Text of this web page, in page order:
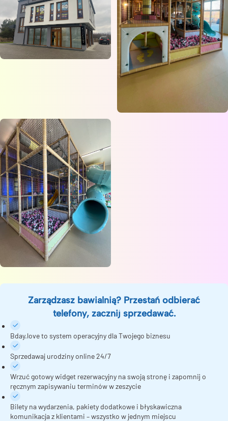
Zarządzasz bawialnią? Przestań odbierać
telefony, zacznij sprzedawać.
Bday.love to system operacyjny dla Twojego biznesu
Sprzedawaj urodziny online 24/7
Wrzuć gotowy widget rezerwacyjny na swoją stronę i zapomnij o
ręcznym zapisywaniu terminów w zeszycie
Bilety na wydarzenia, pakiety dodatkowe i błyskawiczna
komunikacja z klientami – wszystko w jednym miejscu